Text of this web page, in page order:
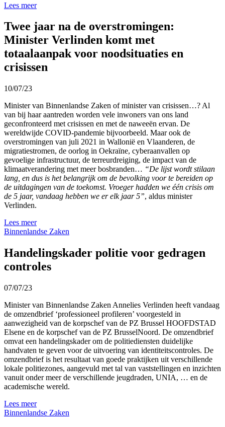
Lees meer
Twee jaar na de overstromingen:
Minister Verlinden komt met
totaalaanpak voor noodsituaties en
crisissen
10/07/23
Minister van Binnenlandse Zaken of minister van crisissen…? Al
van bij haar aantreden worden vele inwoners van ons land
geconfronteerd met crisissen en met de naweeën ervan. De
wereldwijde COVID-pandemie bijvoorbeeld. Maar ook de
overstromingen van juli 2021 in Wallonië en Vlaanderen, de
migratiestromen, de oorlog in Oekraïne, cyberaanvallen op
gevoelige infrastructuur, de terreurdreiging, de impact van de
klimaatverandering met meer bosbranden… “De lijst wordt stilaan
lang, en dus is het belangrijk om de bevolking voor te bereiden op
de uitdagingen van de toekomst. Vroeger hadden we één crisis om
de 5 jaar, vandaag hebben we er elk jaar 5”, aldus minister
Verlinden.
Lees meer
Binnenlandse Zaken
Handelingskader politie voor gedragen
controles
07/07/23
Minister van Binnenlandse Zaken Annelies Verlinden heeft vandaag
de omzendbrief ‘professioneel profileren’ voorgesteld in
aanwezigheid van de korpschef van de PZ Brussel HOOFDSTAD
Elsene en de korpschef van de PZ BrusselNoord. De omzendbrief
omvat een handelingskader om de politiediensten duidelijke
handvaten te geven voor de uitvoering van identiteitscontroles. De
omzendbrief is het resultaat van goede praktijken uit verschillende
lokale politiezones, aangevuld met tal van vaststellingen en inzichten
vanuit onder meer de verschillende jeugdraden, UNIA, … en de
academische wereld.
Lees meer
Binnenlandse Zaken